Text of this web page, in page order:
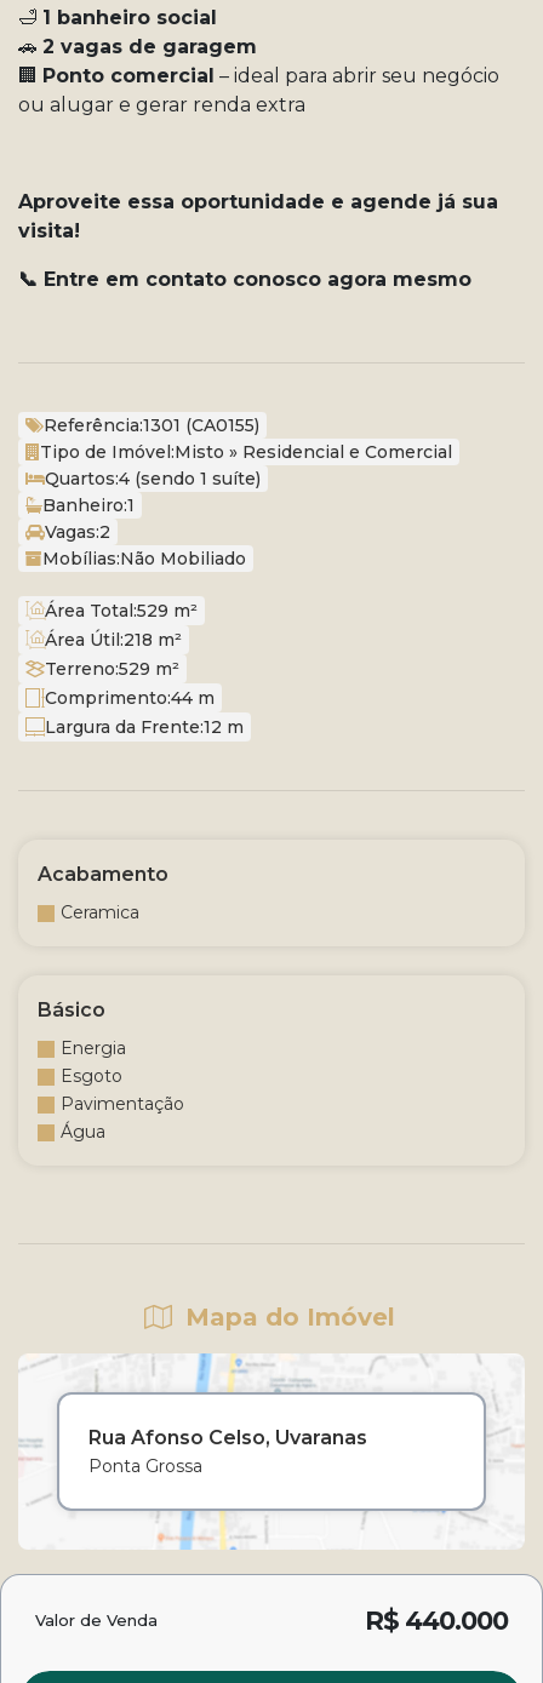
🛁 1 banheiro social
🚗 2 vagas de garagem
🏢 Ponto comercial – ideal para abrir seu negócio
ou alugar e gerar renda extra
Aproveite essa oportunidade e agende já sua
visita!
📞 Entre em contato conosco agora mesmo
Referência:1301 (CA0155)
Tipo de Imóvel:Misto » Residencial e Comercial
Quartos:4 (sendo 1 suíte)
Banheiro:1
Vagas:2
Mobílias:Não Mobiliado
Área Total:529 m²
Área Útil:218 m²
Terreno:529 m²
Comprimento:44 m
Largura da Frente:12 m
Acabamento
Ceramica
Básico
Energia
Esgoto
Pavimentação
Água
Mapa do Imóvel
Rua Afonso Celso Uvaranas
Ponta Grossa
R$ 440.000
Valor de Venda